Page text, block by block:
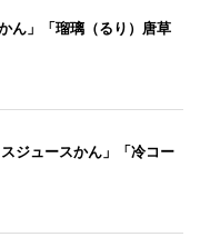
ん」「瑠璃（るり）唐草
ジュースかん」「冷コー